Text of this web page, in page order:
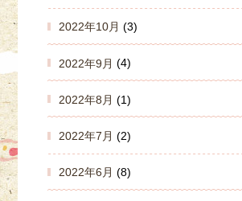
2022年10月 (3)
2022年9月 (4)
2022年8月 (1)
2022年7月 (2)
2022年6月 (8)